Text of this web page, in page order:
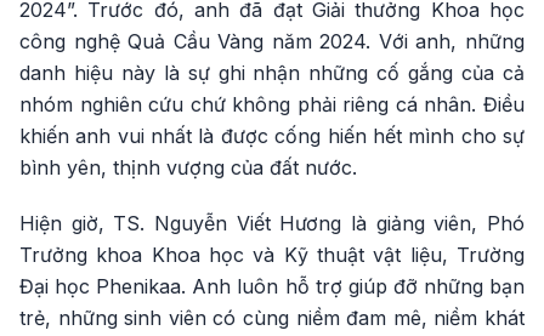
2024”. Trước đó, anh đã đạt Giải thưởng Khoa học
công nghệ Quả Cầu Vàng năm 2024. Với anh, những
danh hiệu này là sự ghi nhận những cố gắng của cả
nhóm nghiên cứu chứ không phải riêng cá nhân. Điều
khiến anh vui nhất là được cống hiến hết mình cho sự
bình yên, thịnh vượng của đất nước.
Hiện giờ, TS. Nguyễn Viết Hương là giảng viên, Phó
Trưởng khoa Khoa học và Kỹ thuật vật liệu, Trường
Đại học Phenikaa. Anh luôn hỗ trợ giúp đỡ những bạn
trẻ, những sinh viên có cùng niềm đam mê, niềm khát